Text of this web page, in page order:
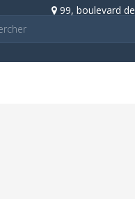
99, boulevard